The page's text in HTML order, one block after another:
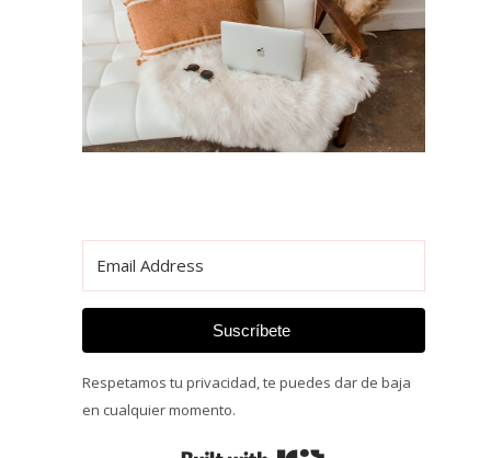
Suscríbete
Respetamos tu privacidad, te puedes dar de baja
en cualquier momento.